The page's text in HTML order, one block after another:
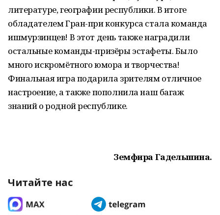
литературе, географии республики. В итоге
обладателем Гран-при конкурса стала команда
ишмурзинцев! В этот день также наградили
остальные команды-призёры эстафеты. Было
много искромётного юмора и творчества!
Финальная игра подарила зрителям отличное
настроение, а также пополнила наш багаж
знаний о родной республике.
Земфира Гадельшина.
Читайте нас